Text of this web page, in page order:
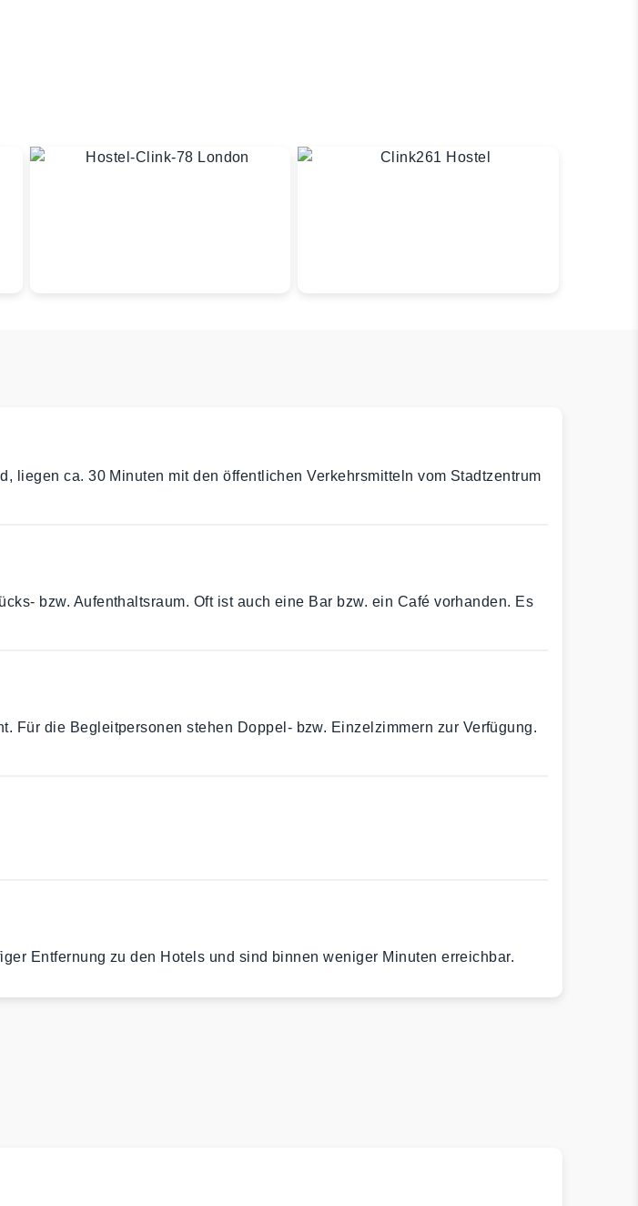
ca. 30 Minuten mit den öffentlichen Verkehrsmitteln vom Stadtzentrum
bzw. Aufenthaltsraum. Oft ist auch eine Bar bzw. ein Café vorhanden. Es
Für die Begleitpersonen stehen Doppel- bzw. Einzelzimmern zur Verfügung.
Entfernung zu den Hotels und sind binnen weniger Minuten erreichbar.